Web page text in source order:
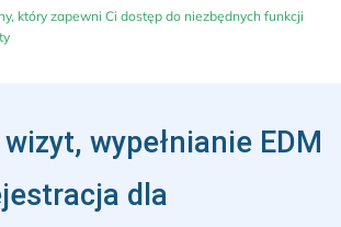
który zapewni Ci dostęp do niezbędnych funkcji
wypełnianie EDM
dla